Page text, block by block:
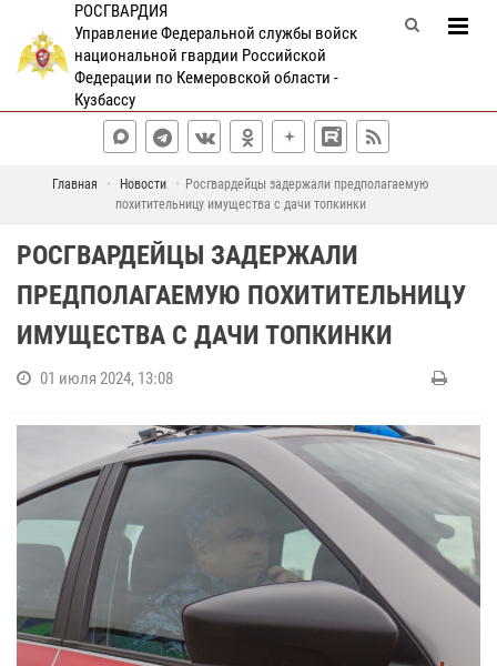
РОСГВАРДИЯ
Управление Федеральной службы войск
национальной гвардии Российской
Федерации по Кемеровской области -
Кузбассу
Главная Новости
Росгвардейцы задержали предполагаемую
похитительницу имущества с дачи топкинки
РОСГВАРДЕЙЦЫ ЗАДЕРЖАЛИ
ПРЕДПОЛАГАЕМУЮ ПОХИТИТЕЛЬНИЦУ
ИМУЩЕСТВА С ДАЧИ ТОПКИНКИ
01 июля 2024, 13:08